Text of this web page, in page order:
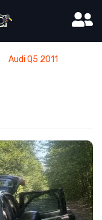
Audi Q5 2011